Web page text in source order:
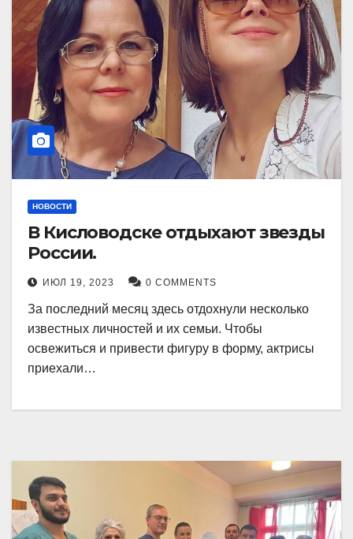
НОВОСТИ
В Кисловодске отдыхают звезды
России.
ИЮЛ 19, 2023 0 COMMENTS
За последний месяц здесь отдохнули несколько
известных личностей и их семьи. Чтобы
освежиться и привести фигуру в форму, актрисы
приехали…